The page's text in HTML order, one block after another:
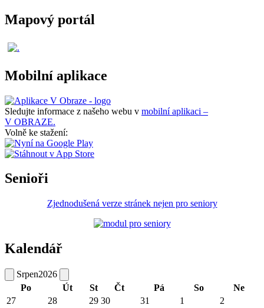
Mapový portál
Mobilní aplikace
Sledujte informace z našeho webu v mobilní aplikaci –
V OBRAZE.
Volně ke stažení:
Senioři
Zjednodušená verze stránek nejen pro seniory
Kalendář
Srpen2026
Po
Út St Čt Pá So
Ne
27
28 29 30 31 1 2